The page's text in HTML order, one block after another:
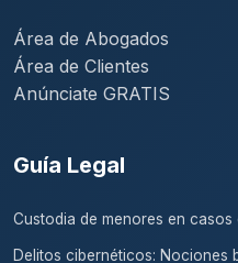
Área de Abogados
Área de Clientes
Anúnciate GRATIS
Guía Legal
Custodia de menores en casos
Delitos cibernéticos: Nociones